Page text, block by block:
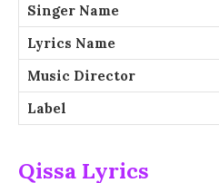
Singer Name
Lyrics Name
Music Director
Label
Qissa Lyrics